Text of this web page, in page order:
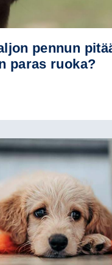
pennun
paras ruoka?